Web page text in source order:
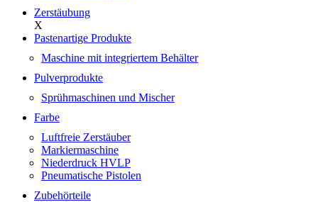
Zerstäubung
X
Pastenartige Produkte
Maschine mit integriertem Behälter
Pulverprodukte
Sprühmaschinen und Mischer
Farbe
Luftfreie Zerstäuber
Markiermaschine
Niederdruck HVLP
Pneumatische Pistolen
Zubehörteile